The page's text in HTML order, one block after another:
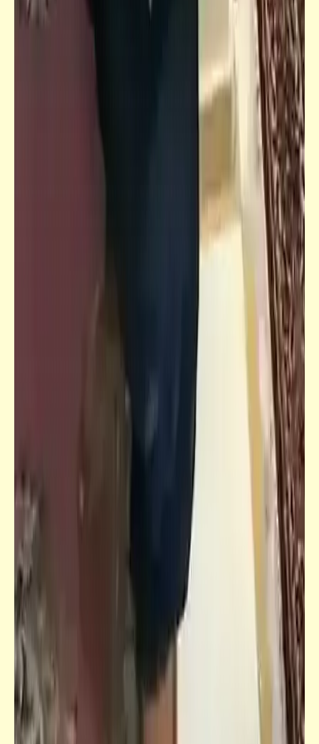
نموت نموت ويحيا الجيش .. يعيش الجيش
و"مصر" مش مهم
حكم طاعة ولي الأمر الذي يجاهر بشرب الخمر أو
الموت لمن استطاع إليه سبيلا | مهازل مافيا
المدافن